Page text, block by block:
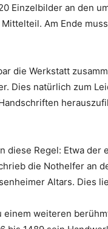
Einzelbilder an den
Am Ende
die Werkstatt
Dies natürlich zum
diese Regel: Etwa
die Nothelfer an
Altars. Dies
einem weiteren